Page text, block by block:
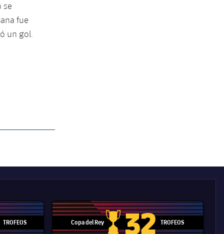
se
fue
un gol.
de Clubes
TROFEOS Copa del Rey
Copa del Rey
32 TROFEOS